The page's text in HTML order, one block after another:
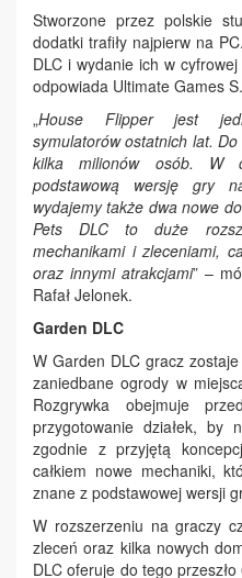
Stworzone przez polskie
dodatki trafiły najpierw na
DLC i wydanie ich w
odpowiada Ultimate Games
„House Flipper jest
symulatorów ostatnich lat.
kilka milionów osób. W
podstawową wersję gry
wydajemy także dwa nowe
Pets DLC to duże
mechanikami i zleceniami,
oraz innymi atrakcjami” –
Rafał Jelonek.
Garden DLC
W Garden DLC gracz
zaniedbane ogrody w
Rozgrywka obejmuje
przygotowanie działek, by
zgodnie z przyjętą
całkiem nowe mechaniki,
znane z podstawowej wersji
W rozszerzeniu na graczy
zleceń oraz kilka nowych
DLC oferuje do tego